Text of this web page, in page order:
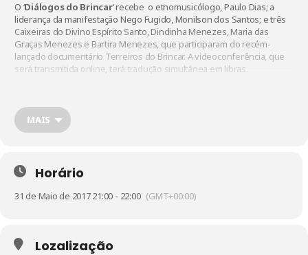
O ‘Diálogos do Brincar‘ recebe o etnomusicólogo, Paulo Dias; a
liderança da manifestação Nego Fugido, Monilson dos Santos; e três
Caixeiras do Divino Espírito Santo, Dindinha Menezes, Maria das
Graças Menezes e Bartira Menezes, que participaram do recém-
lançado documentário Terreiros do Brincar. A videoconferência, que
será transmitida online, terá tradução simultânea em libras.
antecedência, pois a entrada está sujeita a lotação.
A transmissão online estará disponível
MAIS
Horário
31 de Maio de 2017 21:00 - 22:00 (GMT+00:00)
Lozalização